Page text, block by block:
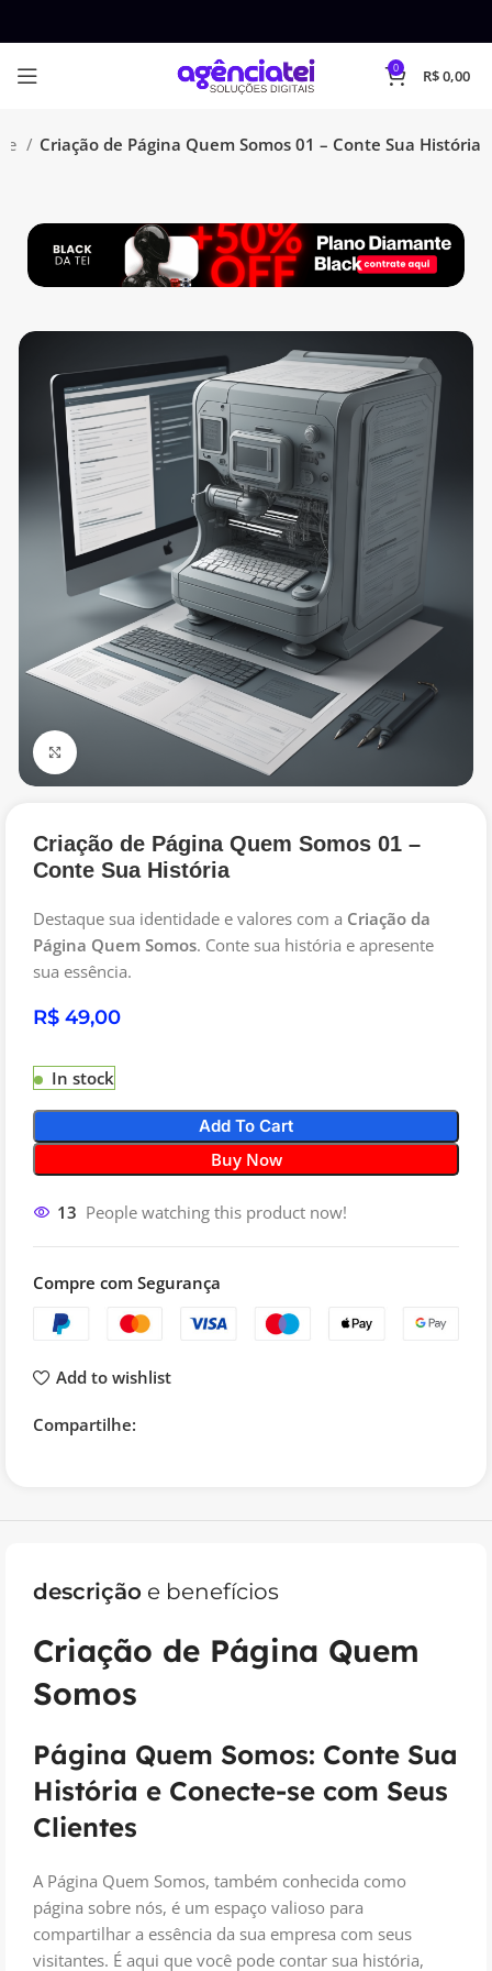
0 R$0,00
Criação de Página Quem Somos 01 – Conte Sua História
Criação de Página Quem Somos 01 –
Conte Sua História
Destaque sua identidade e valores com a Criação da
Página Quem Somos. Conte sua história e apresente
sua essência.
R$
In stock
Add To Cart
Buy Now
13 People watching this product now!
Compre com Segurança
Add to wishlist
Compartilhe:
descrição e benefícios
Criação de Página Quem
Somos
Página Quem Somos: Conte Sua
História e Conecte-se com Seus
Clientes
A Página Quem Somos, também conhecida como
página sobre nós, é um espaço valioso para
compartilhar a essência da sua empresa com seus
visitantes. É aqui que você pode contar sua história,